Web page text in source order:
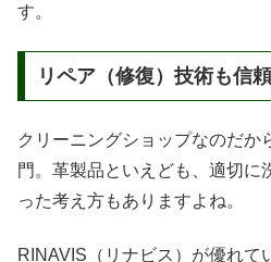
す。
リペア（修復）技術も信
クリーニングショップなのだか
門。革製品といえども、適切に
った考え方もありますよね。
RINAVIS（リナビス）が優れて